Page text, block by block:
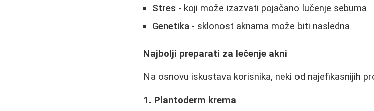
Stres - koji može izazvati pojačano lučenje sebuma
Genetika - sklonost aknama može biti nasledna
Najbolji preparati za lečenje akni
Na osnovu iskustava korisnika, neki od najefikasnijih
1. Plantoderm krema